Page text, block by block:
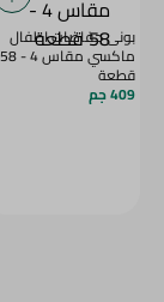
بونى حفاضات اطفال
ماكسي مقاس 4 - 58
قطعة
409 جم